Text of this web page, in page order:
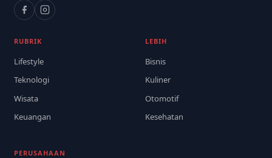
RUBRIK
Lifestyle
Teknologi
Wisata
Keuangan
LEBIH
Bisnis
Kuliner
Otomotif
Kesehatan
PERUSAHAAN